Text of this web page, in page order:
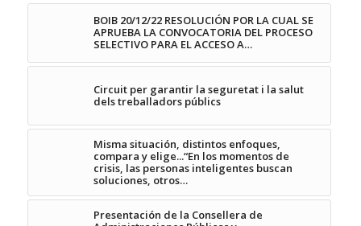
BOIB 20/12/22 RESOLUCIÓN POR LA CUAL SE
APRUEBA LA CONVOCATORIA DEL PROCESO
SELECTIVO PARA EL ACCESO A…
Circuit per garantir la seguretat i la salut
dels treballadors públics
Misma situación, distintos enfoques,
compara y elige...“En los momentos de
crisis, las personas inteligentes buscan
soluciones, otros…
Presentación de la Consellera de